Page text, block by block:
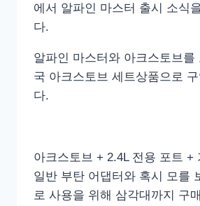
에서 알파인 마스터 출시 소식
다.
알파인 마스터와 아크스토브를
국 아크스토브 세트상품으로
다.
아크스토브 + 2.4L 전용 포트 +
일반 부탄 어댑터와 혹시 모를
로 사용을 위해 삼각대까지 구